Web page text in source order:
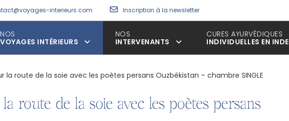
interieurs.com Inscription à la newsletter
NOS
VOYAGES INTÉRIEURS
NOS
INTERVENANTS
CURES AYURVÉDIQUES
INDIVIDUELLES EN INDE
la route de la soie avec les poètes persans Ouzbékistan – chambre SINGLE
route de la soie avec les poètes persans